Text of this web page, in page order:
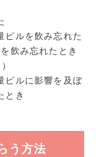
ピルを飲み忘れた
飲み忘れたとき
ピルに影響を及ぼ
とき
う方法